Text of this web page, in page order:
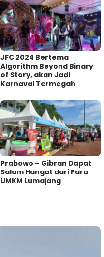
JFC 2024 Bertema
Algorithm Beyond Binary
of Story, akan Jadi
Karnaval Termegah
Prabowo – Gibran Dapat
Salam Hangat dari Para
UMKM Lumajang